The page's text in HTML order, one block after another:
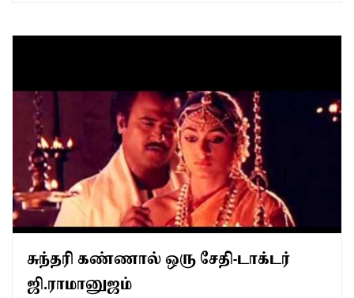
சுந்தரி கண்ணால் ஒரு சேதி-டாக்டர்
ஜி.ராமானுஜம்